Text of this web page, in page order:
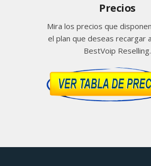
Precios
Mira los precios que
el plan que deseas recargar
BestVoip Reselling.